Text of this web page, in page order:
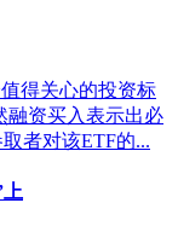
得关心的投资标
融资买入表示出必
者对该ETF的...